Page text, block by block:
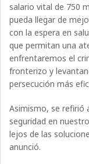
salario vital de 750
pueda llegar de
con la espera en
que permitan una
enfrentaremos el
fronterizo y
persecución más
Asimismo, se refirió
seguridad en
lejos de las
anunció.